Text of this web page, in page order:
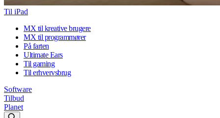
Til iPad
MX til kreative brugere
MX til programmører
På farten
Ultimate Ears
Til gaming
Til erhvervsbrug
Software
Tilbud
Planet